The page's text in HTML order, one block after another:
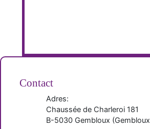
Contact
Adres:
Chaussée de Charleroi 181
B-5030 Gembloux (Gembloux